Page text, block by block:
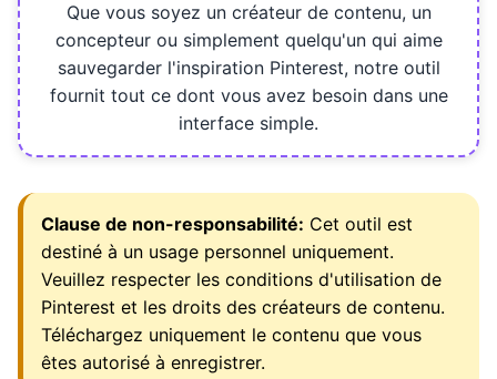
Que vous soyez un créateur de contenu, un
concepteur ou simplement quelqu'un qui aime
sauvegarder l'inspiration Pinterest, notre outil
fournit tout ce dont vous avez besoin dans une
interface simple.
Clause de non-responsabilité: Cet outil est
destiné à un usage personnel uniquement.
Veuillez respecter les conditions d'utilisation de
Pinterest et les droits des créateurs de contenu.
Téléchargez uniquement le contenu que vous
êtes autorisé à enregistrer.